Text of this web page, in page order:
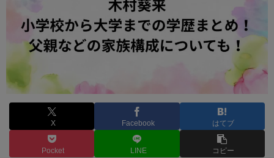
X Facebook はてブ
Pocket LINE コピー